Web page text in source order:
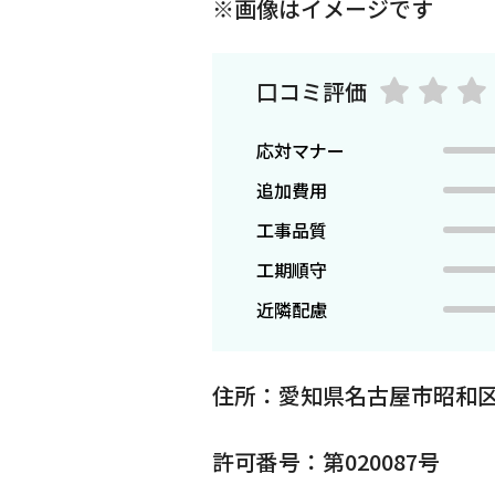
※画像はイメージです
口コミ評価
応対マナー
追加費用
工事品質
工期順守
近隣配慮
住所：愛知県名古屋市昭和
許可番号：第020087号